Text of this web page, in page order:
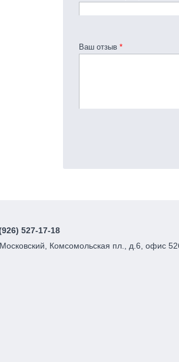
Ваш отзыв *
527-17-18
Комсомольская пл., д.6, офис